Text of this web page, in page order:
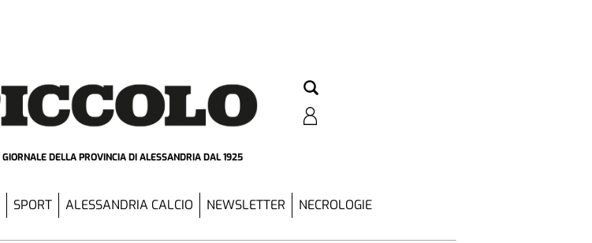
GIORNALE DELLA PROVINCIADI ALESSANDRIA DAL 1925
SPORT ALESSANDRIA CALCIO NEWSLETTER NECROLOGIE